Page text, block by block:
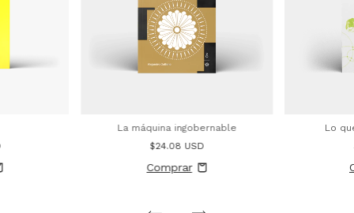
La máquina ingobernable
$24.08 USD
Lo